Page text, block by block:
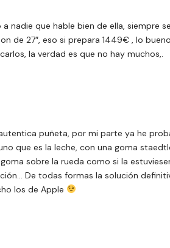
nadie que hable bien de ella, siempre
de 27″, eso si prepara 1449€ , lo
la verdad es que no hay muchos,.
puñeta, por mi parte ya he
que es la leche, con una goma
sobre la rueda como si la
De todas formas la solución
los de Apple